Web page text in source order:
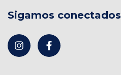
Sigamos conectados